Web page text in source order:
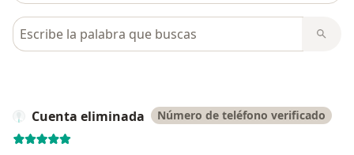
Busca en opiniones
Cuenta eliminada Número de teléfono verificado